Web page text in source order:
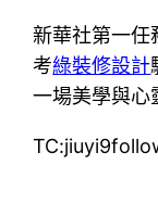
新華社第一任
考綠裝修設計
一場美學與心